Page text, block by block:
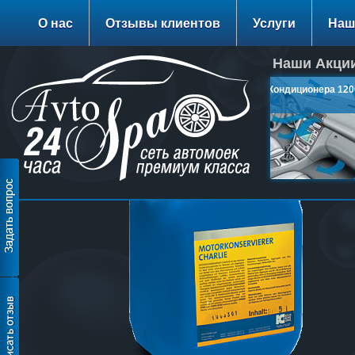
О нас Отзывы клиентов Услуги
Наши
Заправка Кондиционера 1200
руб.